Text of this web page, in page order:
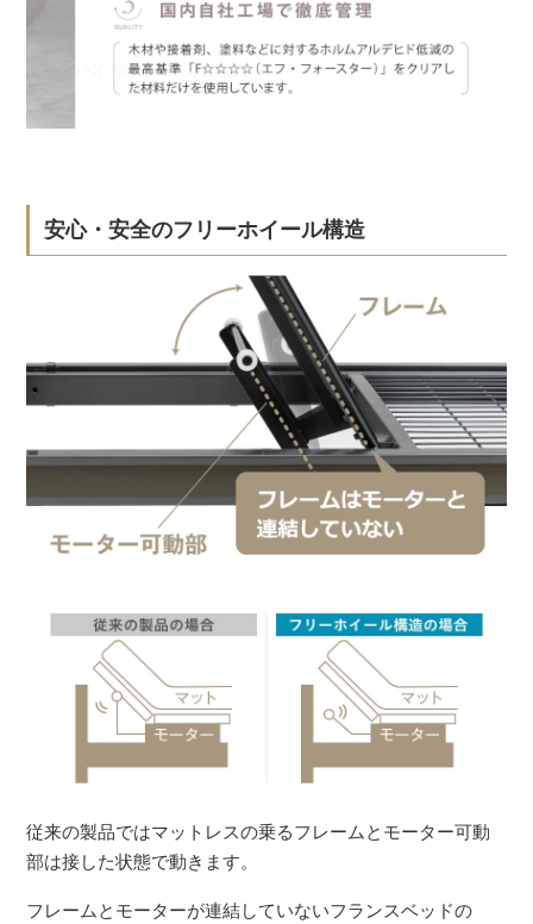
安心・安全のフリーホイール構造
従来の製品ではマットレスの乗るフレームとモーター可動
部は接した状態で動きます。
フレームとモーターが連結していないフランスベッドの